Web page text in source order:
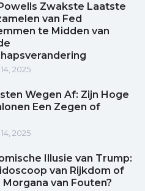
Zwakste Laatste
van Fed
te Midden van
2025
Wegen Af: Zijn Hoge
Een Zegen of
2025
Illusie van Trump:
van Rijkdom of
Morgana van Fouten?